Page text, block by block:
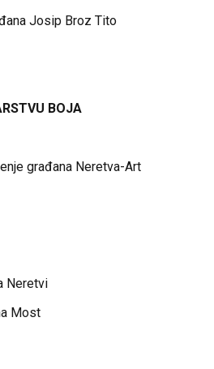
Josip Broz Tito
BOJA
građana Neretva-Art
Neretvi
Most